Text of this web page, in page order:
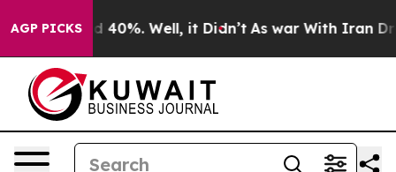
AGP PICKS
Around 40%. Well, it Didn’t As war With Iran